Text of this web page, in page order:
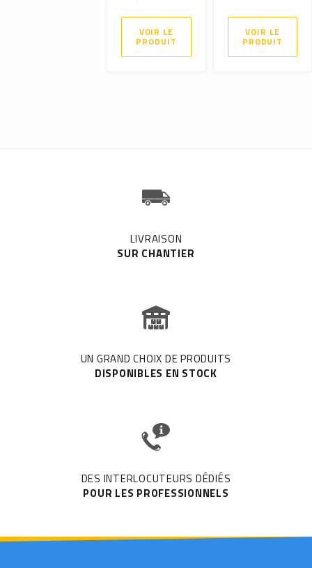
VOIR LE
PRODUIT
VOIR LE
PRODUIT
LIVRAISON
SUR CHANTIER
UN GRAND CHOIX DE PRODUITS
DISPONIBLES EN STOCK
DES INTERLOCUTEURS DÉDIÉS
POUR LES PROFESSIONNELS